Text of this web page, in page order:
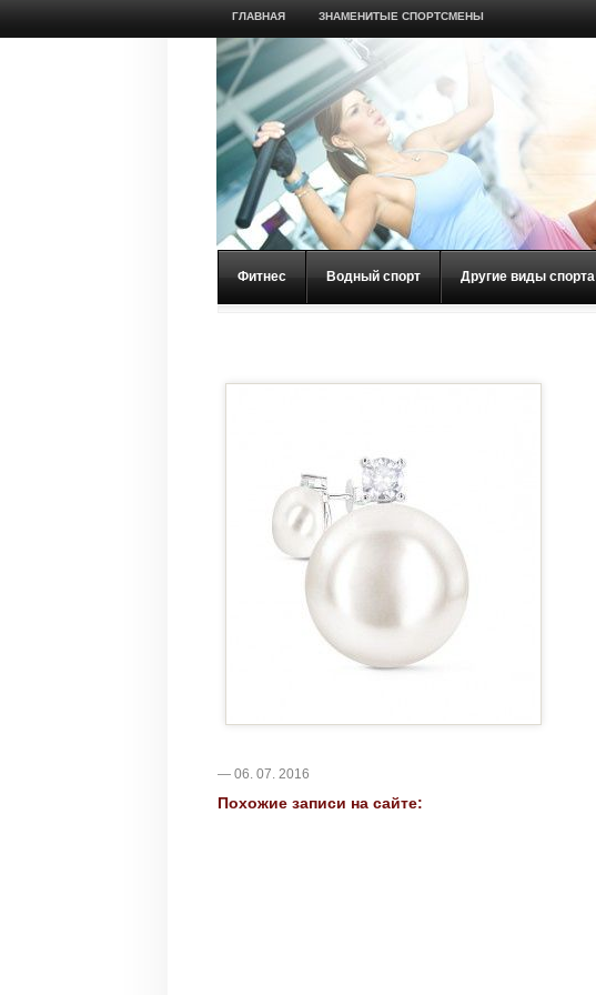
ГЛАВНАЯ ЗНАМЕНИТЫЕ СПОРТСМЕНЫ
Фитнес Водный спорт Другие виды спорта
— 06. 07. 2016
Похожие записи на сайте: